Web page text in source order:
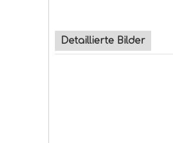
Detaillierte Bilder